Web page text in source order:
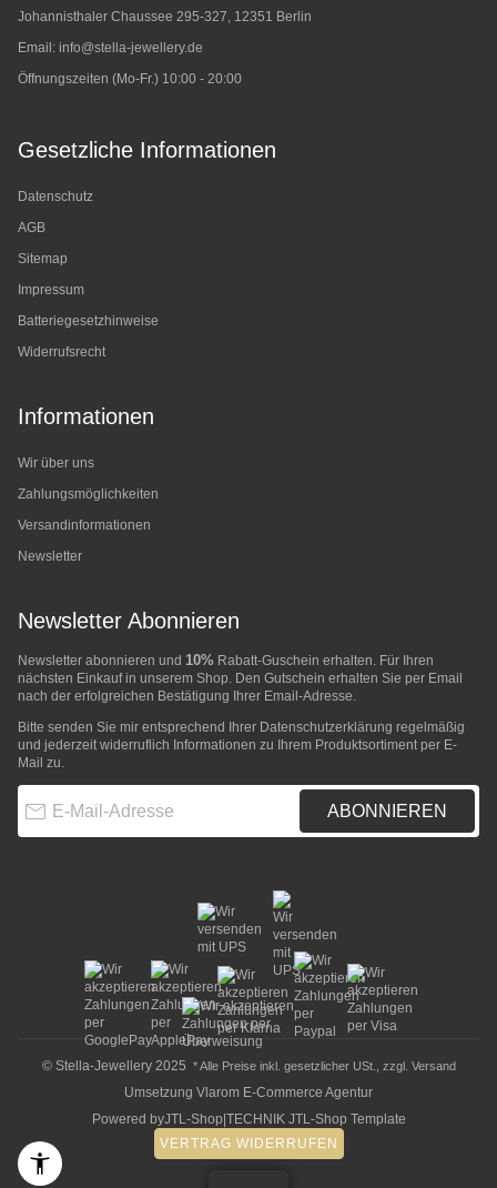
Johannisthaler Chaussee 295-327, 12351 Berlin
Email: info@stella-jewellery.de
Öffnungszeiten (Mo-Fr.) 10:00 - 20:00
Gesetzliche Informationen
Datenschutz
AGB
Sitemap
Impressum
Batteriegesetzhinweise
Widerrufsrecht
Informationen
Wir über uns
Zahlungsmöglichkeiten
Versandinformationen
Newsletter
Newsletter Abonnieren
Newsletter abonnieren und 10% Rabatt-Guschein erhalten. Für Ihren
nächsten Einkauf in unserem Shop. Den Gutschein erhalten Sie per Email
nach der erfolgreichen Bestätigung Ihrer Email-Adresse.
Bitte senden Sie mir entsprechend Ihrer Datenschutzerklärung regelmäßig
und jederzeit widerruflich Informationen zu Ihrem Produktsortiment per E-
Mail zu.
ABONNIEREN
© Stella-Jewellery 2025 * Alle Preise inkl. gesetzlicher USt., zzgl. Versand
Umsetzung Vlarom E-Commerce Agentur
Powered byJTL-Shop TECHNIK JTL-Shop Template
VERTRAG WIDERRUFEN